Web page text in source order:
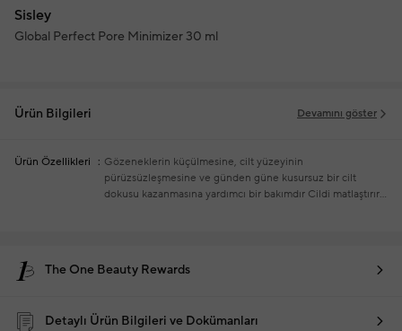
Sisley
Global Perfect Pore Minimizer 30 ml
Ürün Bilgileri Devamını göster
Ürün Özellikleri
Gözeneklerin küçülmesine, cilt yüzeyinin
pürüzsüzleşmesine ve günden güne kusursuz bir cilt
dokusu kazanmasına yardımcı bir bakımdır Cildi matlaştırır,
The One Beauty Rewards
Detaylı Ürün Bilgileri ve Dokümanları